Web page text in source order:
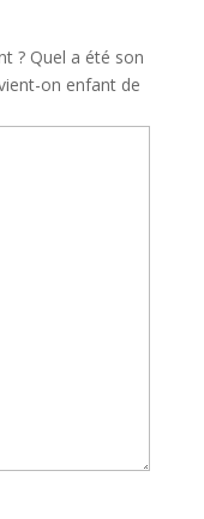
? Quel a été son
on enfant de